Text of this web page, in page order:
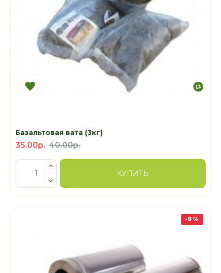
Базальтовая вата (3кг)
35.00р. 40.00р.
КУПИТЬ
-9 %